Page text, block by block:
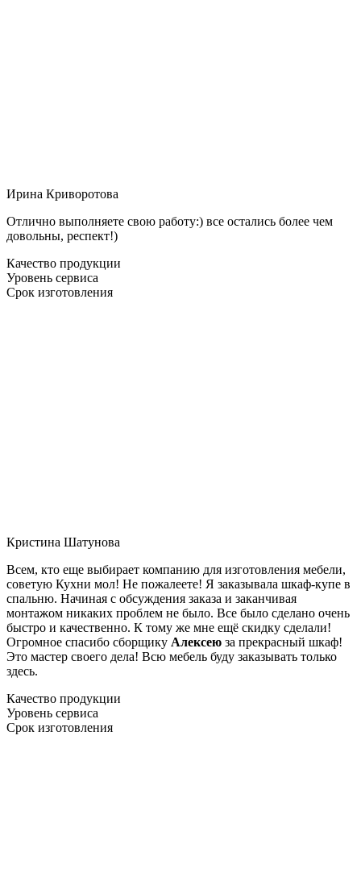
Ирина Криворотова
Отлично выполняете свою работу:) все остались более чем
довольны, респект!)
Качество продукции
Уровень сервиса
Срок изготовления
Кристина Шатунова
Всем, кто еще выбирает компанию для изготовления мебели,
советую Кухни мол! Не пожалеете! Я заказывала шкаф-купе в
спальню. Начиная с обсуждения заказа и заканчивая
монтажом никаких проблем не было. Все было сделано очень
быстро и качественно. К тому же мне ещё скидку сделали!
Огромное спасибо сборщику Алексею за прекрасный шкаф!
Это мастер своего дела! Всю мебель буду заказывать только
здесь.
Качество продукции
Уровень сервиса
Срок изготовления